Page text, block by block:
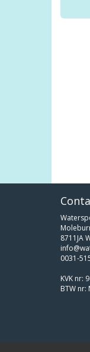
8711JA
0031-
KVK nr:
BTW nr: